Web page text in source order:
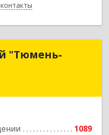
"Тюмень-
1089
"Тюмень-
Подробнее